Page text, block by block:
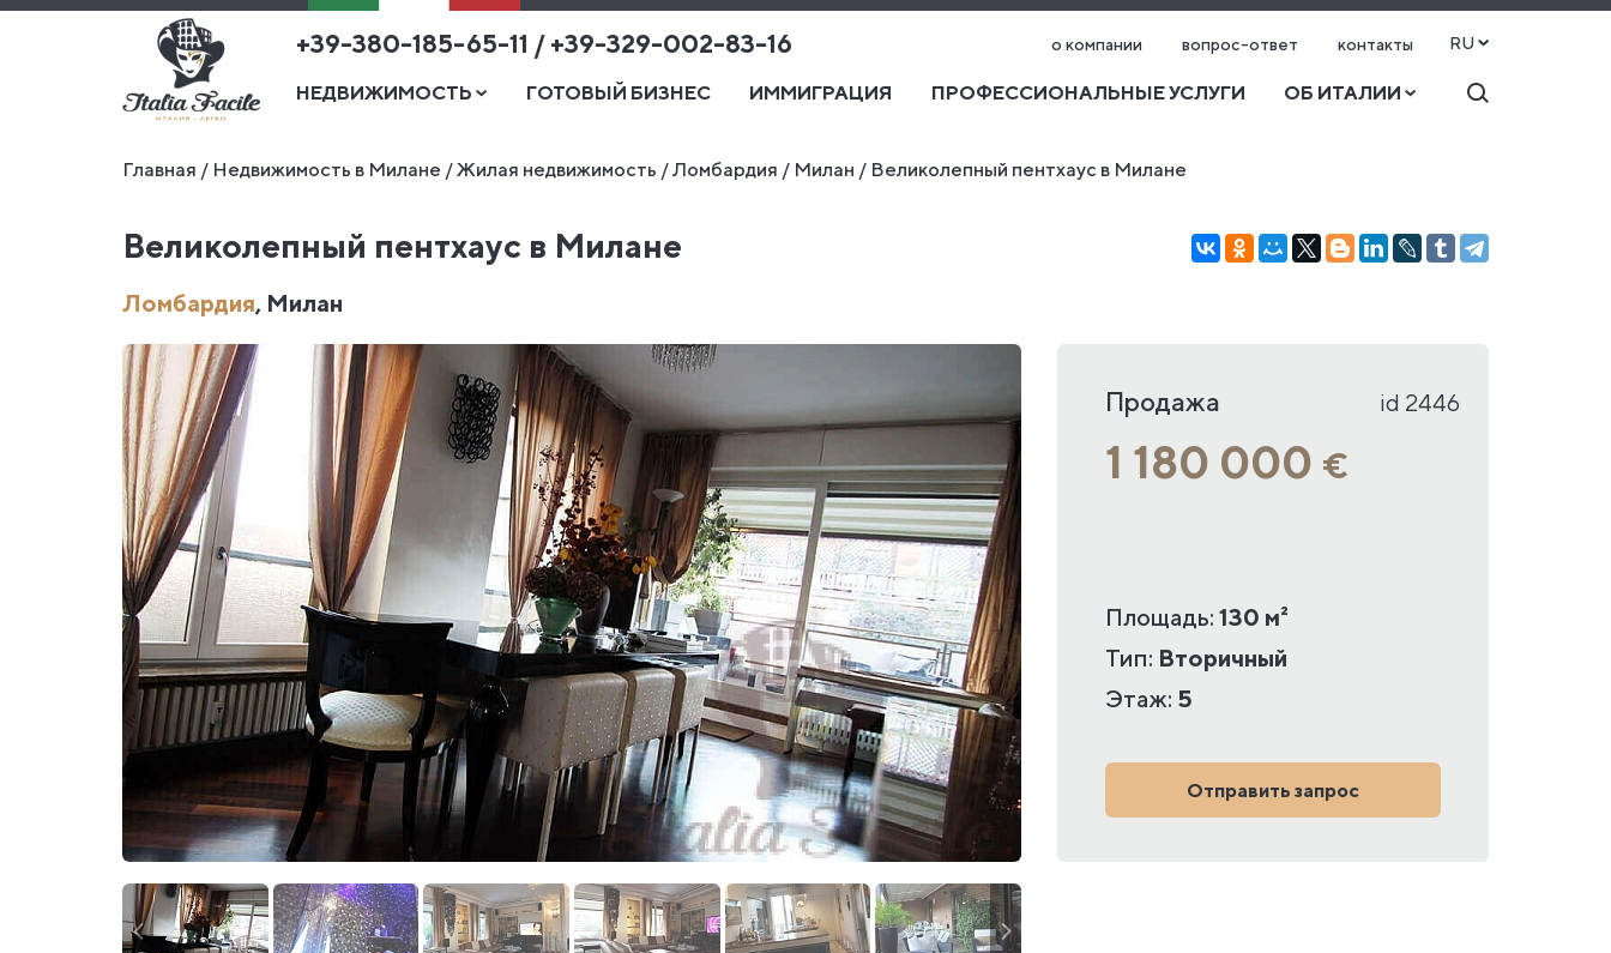
+39-380-185-65-11 / +39-329-002-83-16 о компании вопрос-ответ контакты RU
НЕДВИЖИМОСТЬ ГОТОВЫЙ БИЗНЕС ИММИГРАЦИЯ ПРОФЕССИОНАЛЬНЫЕ УСЛУГИ ОБ ИТАЛИИ
Главная / Недвижимость в Милане /Жилая недвижимость /Ломбардия / Милан / Великолепный пентхаус в Милане
Великолепный пентхаус в Милане
Ломбардия, Милан
Продажа id 2446
1 180 000 €
Площадь: 130 м²
Тип: Вторичный
Этаж: 5
Отправить запрос